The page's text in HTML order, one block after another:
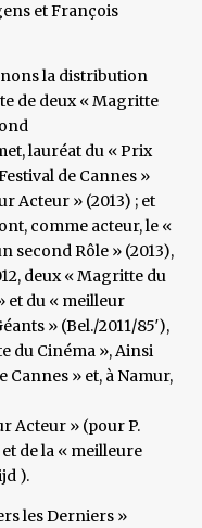
et François
la distribution
de deux « Magritte
lauréat du « Prix
de Cannes »
Acteur » (2013) ; et
comme acteur, le «
second Rôle » (2013),
deux « Magritte du
et du « meilleur
» (Bel./2011/85′),
du Cinéma », Ainsi
Cannes » et, à Namur,
Acteur » (pour P.
de la « meilleure
).
les Derniers »